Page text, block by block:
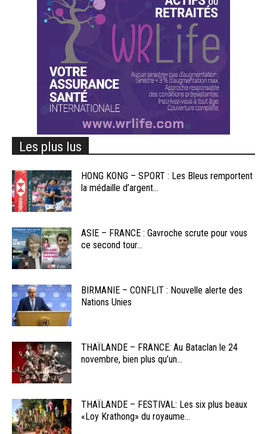
Les plus lus
HONG KONG – SPORT : Les Bleus remportent
la médaille d’argent...
ASIE – FRANCE : Gavroche scrute pour vous
ce second tour...
BIRMANIE – CONFLIT : Nouvelle alerte des
Nations Unies
THAÏLANDE – FRANCE: Au Bataclan le 24
novembre, bien plus qu’un...
THAÏLANDE – FESTIVAL: Les six plus beaux
«Loy Krathong» du royaume...